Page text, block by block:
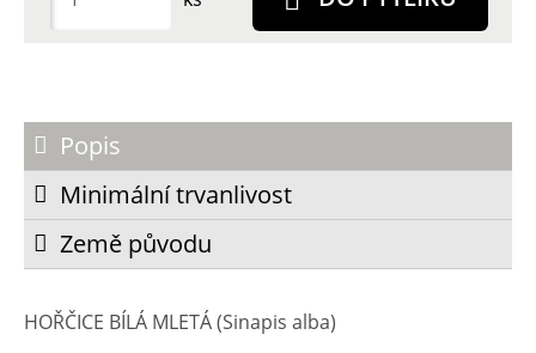
Popis
Minimální trvanlivost
Země původu
HOŘČICE BÍLÁ MLETÁ (Sinapis alba)